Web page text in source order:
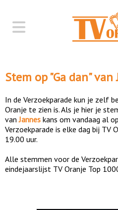
Stem op "Ga dan" van
In de Verzoekparade kun je zelf
Oranje te zien is. Als je hier je
vanJannes kans om vandaag al
Verzoekparade is elke dag bij
19.00 uur.
Alle stemmen voor de
eindejaarslijst TV Oranje Top